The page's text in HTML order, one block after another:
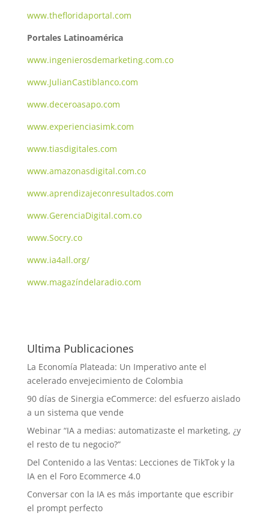
www.thefloridaportal.com
Portales Latinoamérica
www.ingenierosdemarketing.com.co
www.JulianCastiblanco.com
www.deceroasapo.com
www.experienciasimk.com
www.tiasdigitales.com
www.amazonasdigital.com.co
www.aprendizajeconresultados.com
www.GerenciaDigital.com.co
www.Socry.co
www.ia4all.org/
www.magazíndelaradio.com
Ultima Publicaciones
La Economía Plateada: Un Imperativo ante el
acelerado envejecimiento de Colombia
90 días de Sinergia eCommerce: del esfuerzo aislado
a un sistema que vende
Webinar “IA a medias: automatizaste el marketing, ¿y
el resto de tu negocio?”
Del Contenido a las Ventas: Lecciones de TikTok y la
IA en el Foro Ecommerce 4.0
Conversar con la IA es más importante que escribir
el prompt perfecto